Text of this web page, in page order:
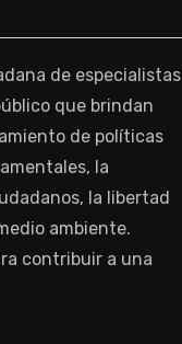
de especialistas
que brindan
de políticas
la
la libertad
ambiente.
contribuir a una